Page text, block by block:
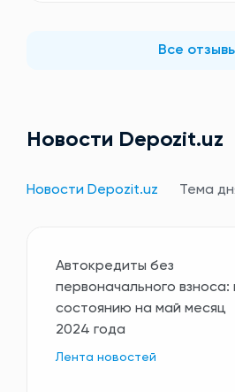
Все
Новости Depozit.uz
Новости Depozit.uz Тема
Автокредиты без
первоначального взноса:
состоянию на май месяц
2024 года
Лента новостей